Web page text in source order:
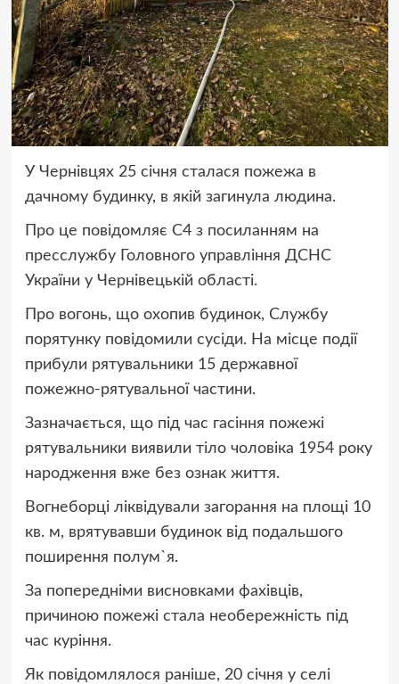
У Чернівцях 25 січня сталася пожежа в
дачному будинку, в якій загинула людина.
Про це повідомляє С4 з посиланням на
пресслужбу Головного управління ДСНС
України у Чернівецькій області.
Про вогонь, що охопив будинок, Службу
порятунку повідомили сусіди. На місце події
прибули рятувальники 15 державної
пожежно-рятувальної частини.
Зазначається, що під час гасіння пожежі
рятувальники виявили тіло чоловіка 1954 року
народження вже без ознак життя.
Вогнеборці ліквідували загорання на площі 10
кв. м, врятувавши будинок від подальшого
поширення полум`я.
За попередніми висновками фахівців,
причиною пожежі стала необережність під
час куріння.
Як повідомлялося раніше, 20 січня у селі